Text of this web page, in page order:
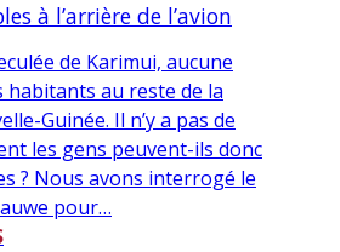
à l’arrière de l’avion
de Karimui, aucune
habitants au reste de la
Guinée. Il n’y a pas de
les gens peuvent-ils donc
? Nous avons interrogé le
pour…